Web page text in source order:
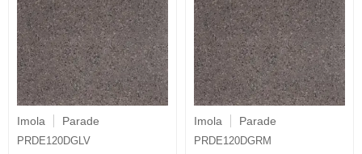
Imola Parade
PRDE120DGLV
Imola Parade
PRDE120DGRM